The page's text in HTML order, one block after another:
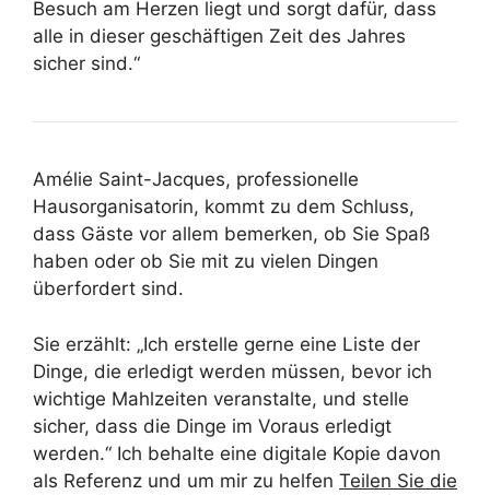
Besuch am Herzen liegt und sorgt dafür, dass
alle in dieser geschäftigen Zeit des Jahres
sicher sind.“
Amélie Saint-Jacques, professionelle
Hausorganisatorin, kommt zu dem Schluss,
dass Gäste vor allem bemerken, ob Sie Spaß
haben oder ob Sie mit zu vielen Dingen
überfordert sind.
Sie erzählt: „Ich erstelle gerne eine Liste der
Dinge, die erledigt werden müssen, bevor ich
wichtige Mahlzeiten veranstalte, und stelle
sicher, dass die Dinge im Voraus erledigt
werden.“ Ich behalte eine digitale Kopie davon
als Referenz und um mir zu helfen Teilen Sie die